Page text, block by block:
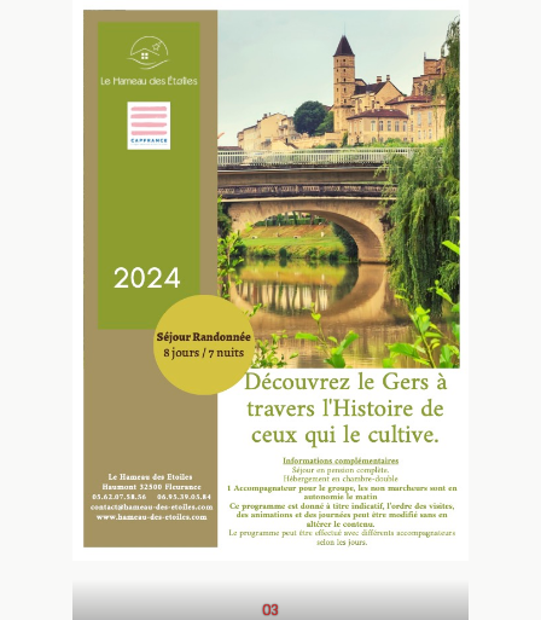
03